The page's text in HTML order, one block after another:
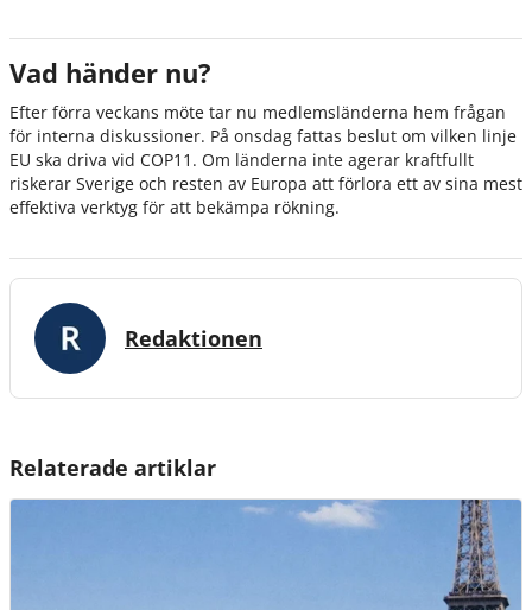
Vad händer nu?
Efter förra veckans möte tar nu medlemsländerna hem frågan
för interna diskussioner. På onsdag fattas beslut om vilken linje
EU ska driva vid COP11. Om länderna inte agerar kraftfullt
riskerar Sverige och resten av Europa att förlora ett av sina mest
effektiva verktyg för att bekämpa rökning.
Redaktionen
Relaterade artiklar